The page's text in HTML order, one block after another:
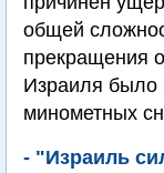
общей
прекращения
Израиля было
минометных
- "Израиль